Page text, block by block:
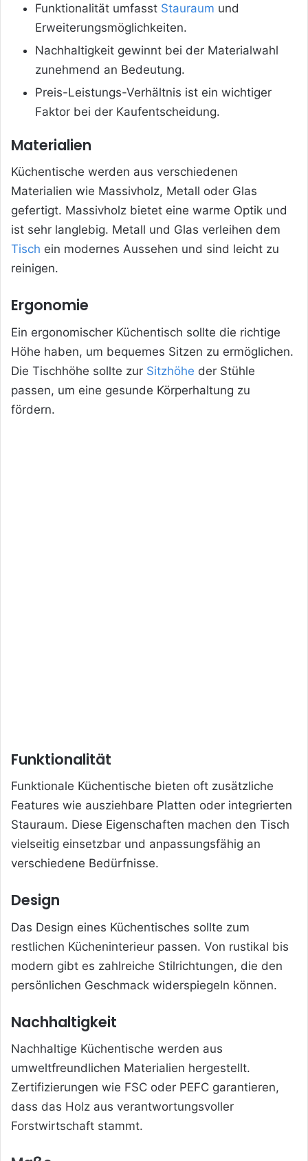
Funktionalität umfasst Stauraum und
Erweiterungsmöglichkeiten.
Nachhaltigkeit gewinnt bei der Materialwahl
zunehmend an Bedeutung.
Preis-Leistungs-Verhältnis ist ein wichtiger
Faktor bei der Kaufentscheidung.
Materialien
Küchentische werden aus verschiedenen
Materialien wie Massivholz, Metall oder Glas
gefertigt. Massivholz bietet eine warme Optik und
ist sehr langlebig. Metall und Glas verleihen dem
Tisch ein modernes Aussehen und sind leicht zu
reinigen.
Ergonomie
Ein ergonomischer Küchentisch sollte die richtige
Höhe haben, um bequemes Sitzen zu ermöglichen.
Die Tischhöhe sollte zur Sitzhöhe der Stühle
passen, um eine gesunde Körperhaltung zu
fördern.
Funktionalität
Funktionale Küchentische bieten oft zusätzliche
Features wie ausziehbare Platten oder integrierten
Stauraum. Diese Eigenschaften machen den Tisch
vielseitig einsetzbar und anpassungsfähig an
verschiedene Bedürfnisse.
Design
Das Design eines Küchentisches sollte zum
restlichen Kücheninterieur passen. Von rustikal bis
modern gibt es zahlreiche Stilrichtungen, die den
persönlichen Geschmack widerspiegeln können.
Nachhaltigkeit
Nachhaltige Küchentische werden aus
umweltfreundlichen Materialien hergestellt.
Zertifizierungen wie FSC oder PEFC garantieren,
dass das Holz aus verantwortungsvoller
Forstwirtschaft stammt.